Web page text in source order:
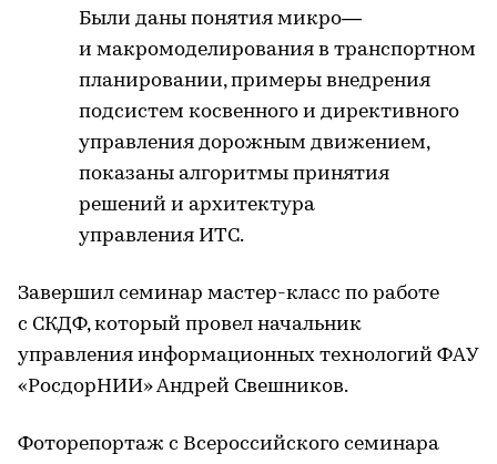
Были даны понятия микро—
и макромоделирования в транспортном
планировании, примеры внедрения
подсистем косвенного и директивного
управления дорожным движением,
показаны алгоритмы принятия
решений и архитектура
управления ИТС.
Завершил семинар мастер-класс по работе
с СКДФ, который провел начальник
управления информационных технологий ФАУ
«РосдорНИИ» Андрей Свешников.
Фоторепортаж с Всероссийского семинара